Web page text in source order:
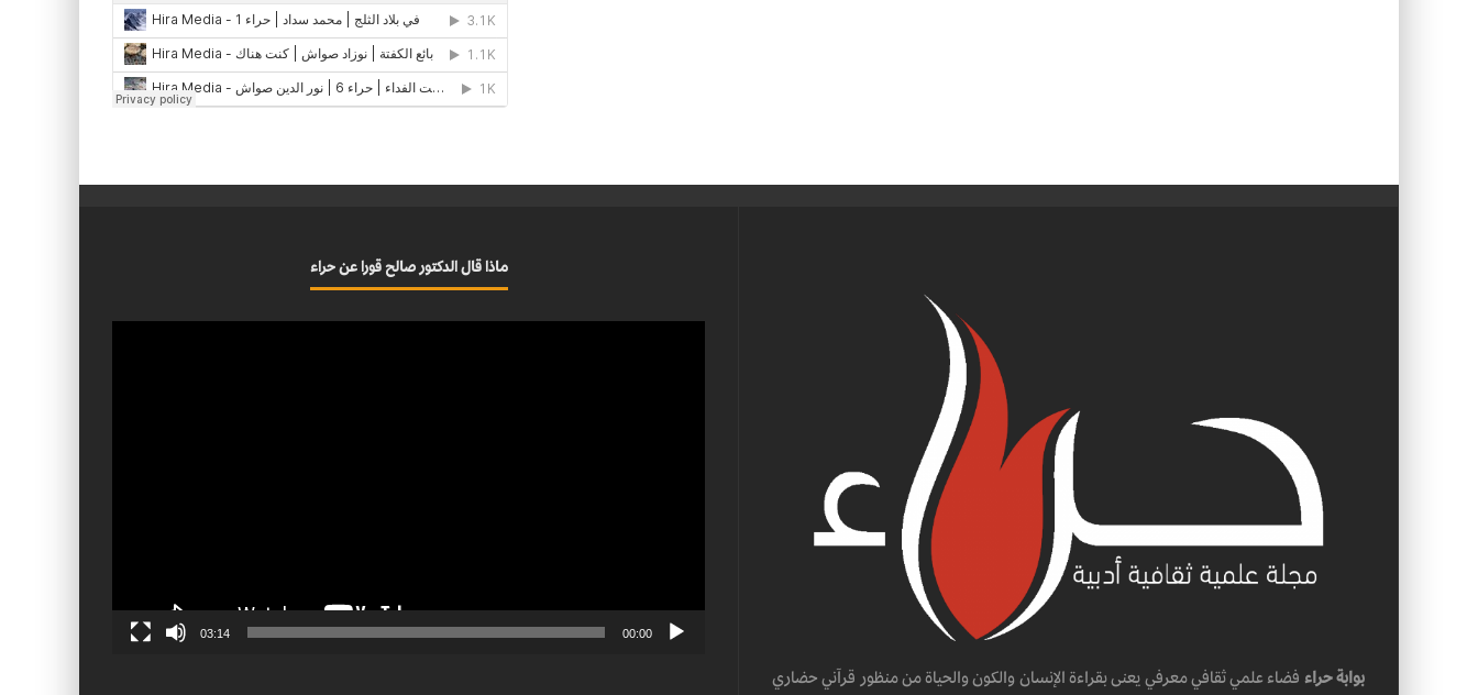
بوابة حراء فضاء علمي ثقافي معرفي يعنى بقراءة الإنسان والكون والحياة من منظور قرآني حضاري
ماذا قال الدكتور صالح قورا عن حراء
00:00
03:14